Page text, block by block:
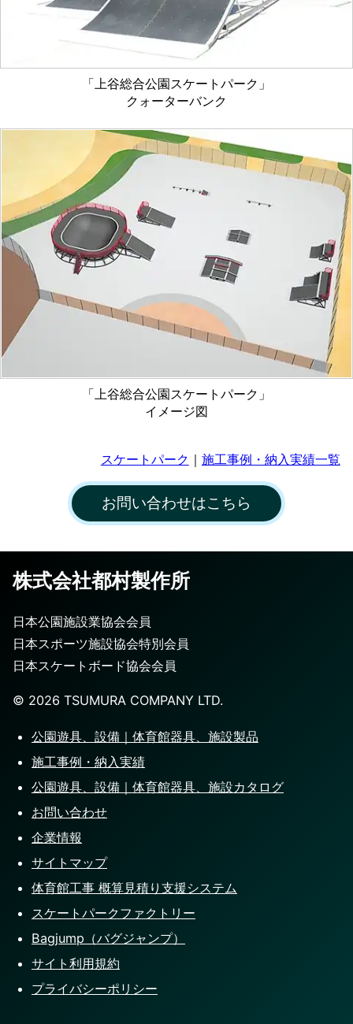
「上谷総合公園スケートパーク」
クォーターバンク
「上谷総合公園スケートパーク」
イメージ図
スケートパーク ｜ 施工事例・納入実績一覧
お問い合わせはこちら
株式会社都村製作所
日本公園施設業協会会員
日本スポーツ施設協会特別会員
日本スケートボード協会会員
©️ 2026 TSUMURA COMPANY LTD.
公園遊具、設備｜体育館器具、施設製品
施工事例・納入実績
公園遊具、設備｜体育館器具、施設カタログ
お問い合わせ
企業情報
サイトマップ
体育館工事 概算見積り支援システム
スケートパークファクトリー
Bagjump（バグジャンプ）
サイト利用規約
プライバシーポリシー